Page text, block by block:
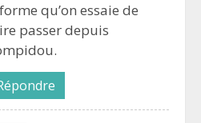
qu’on essaie de
passer depuis